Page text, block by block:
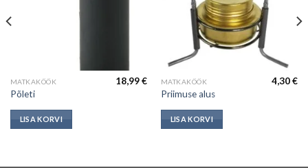
MATKAKÖÖK
Põleti
18,99€
LISA KORVI
MATKAKÖÖK
Priimuse alus
4,30€
LISA KORVI